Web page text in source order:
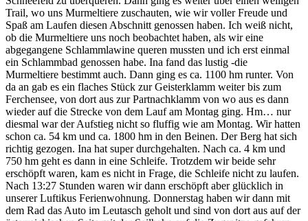
Trail, wo uns Murmeltiere zuschauten, wie wir voller Freude und
Spaß am Laufen diesen Abschnitt genossen haben. Ich weiß nicht,
ob die Murmeltiere uns noch beobachtet haben, als wir eine
abgegangene Schlammlawine queren mussten und ich erst einmal
ein Schlammbad genossen habe. Ina fand das lustig -die
Murmeltiere bestimmt auch. Dann ging es ca. 1100 hm runter. Von
da an gab es ein flaches Stück zur Geisterklamm weiter bis zum
Ferchensee, von dort aus zur Partnachklamm von wo aus es dann
wieder auf die Strecke von dem Lauf am Montag ging. Hm… nur
diesmal war der Aufstieg nicht so fluffig wie am Montag. Wir hatten
schon ca. 54 km und ca. 1800 hm in den Beinen. Der Berg hat sich
richtig gezogen. Ina hat super durchgehalten. Nach ca. 4 km und
750 hm geht es dann in eine Schleife. Trotzdem wir beide sehr
erschöpft waren, kam es nicht in Frage, die Schleife nicht zu laufen.
Nach 13:27 Stunden waren wir dann erschöpft aber glücklich in
unserer Luftikus Ferienwohnung. Donnerstag haben wir dann mit
dem Rad das Auto im Leutasch geholt und sind von dort aus auf der